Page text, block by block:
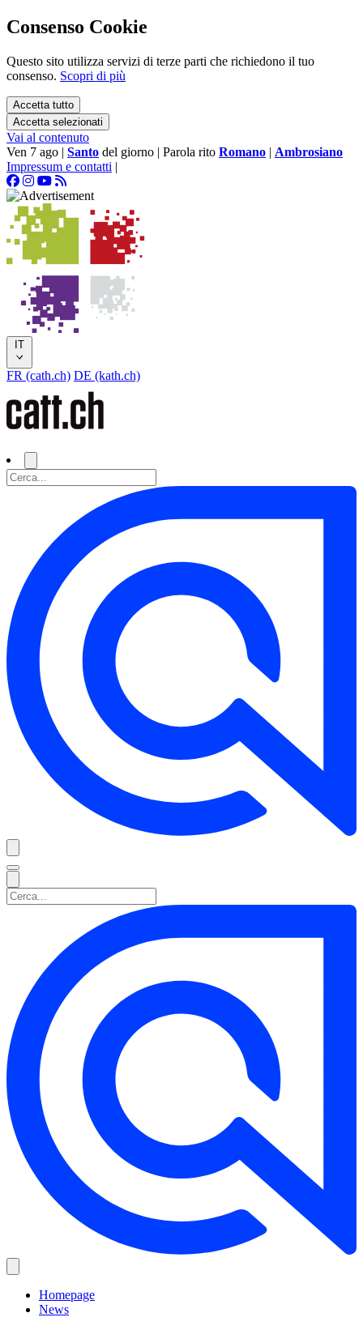
Consenso Cookie
Questo sito utilizza servizi di terze parti che richiedono il tuo
consenso. Scopri di più
Accetta tutto
Accetta selezionati
Vai al contenuto
Ven 7 ago | Santo del giorno | Parola rito Romano | Ambrosiano
Impressum e contatti |
IT
FR (cath.ch) DE (kath.ch)
Homepage
News